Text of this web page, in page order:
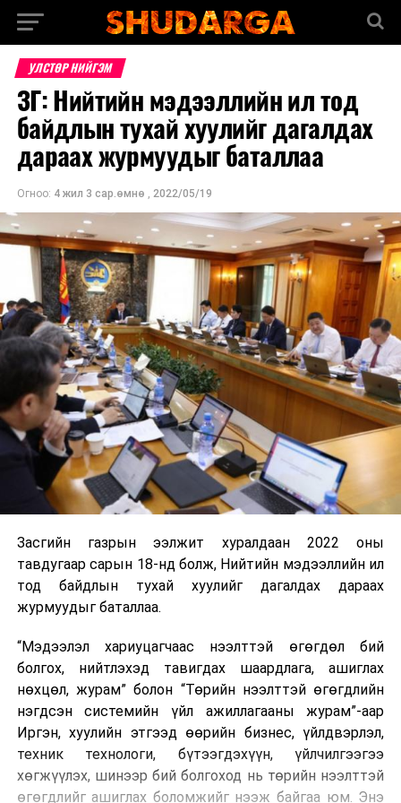
УЛСТӨР НИЙГЭМ
ЗГ: Нийтийн мэдээллийн ил тод
байдлын тухай хуулийг дагалдах
дараах журмуудыг баталлаа
Огноо: 4 жил 3 сар.өмнө , 2022/05/19
Засгийн газрын ээлжит хуралдаан 2022 оны
тавдугаар сарын 18-нд болж, Нийтийн мэдээллийн ил
тод байдлын тухай хуулийг дагалдах дараах
журмуудыг баталлаа.
“Мэдээлэл хариуцагчаас нээлттэй өгөгдөл бий
болгох, нийтлэхэд тавигдах шаардлага, ашиглах
нөхцөл, журам” болон “Төрийн нээлттэй өгөгдлийн
нэгдсэн системийн үйл ажиллагааны журам”-аар
Иргэн, хуулийн этгээд өөрийн бизнес, үйлдвэрлэл,
техник технологи, бүтээгдэхүүн, үйлчилгээгээ
хөгжүүлэх, шинээр бий болгоход нь төрийн нээлттэй
өгөгдлийг ашиглах боломжийг нээж байгаа юм. Энэ